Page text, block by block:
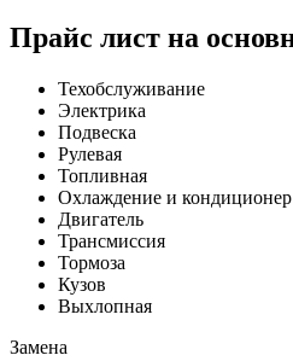
Прайс лист на
Техобслуживание
Электрика
Подвеска
Рулевая
Топливная
Охлаждение и кондиционер
Двигатель
Трансмиссия
Тормоза
Кузов
Выхлопная
Замена